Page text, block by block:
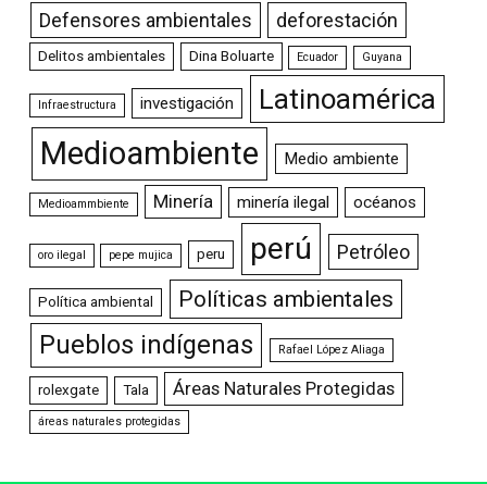
Defensores ambientales deforestación
Delitos ambientales Dina Boluarte Ecuador Guyana
Infraestructura investigación Latinoamérica
Medioambiente Medio ambiente
Medioammbiente Minería minería ilegal océanos
oro ilegal pepe mujica peru perú Petróleo
Política ambiental Políticas ambientales
Pueblos indígenas Rafael López Aliaga
rolexgate Tala Áreas Naturales Protegidas
áreas naturales protegidas